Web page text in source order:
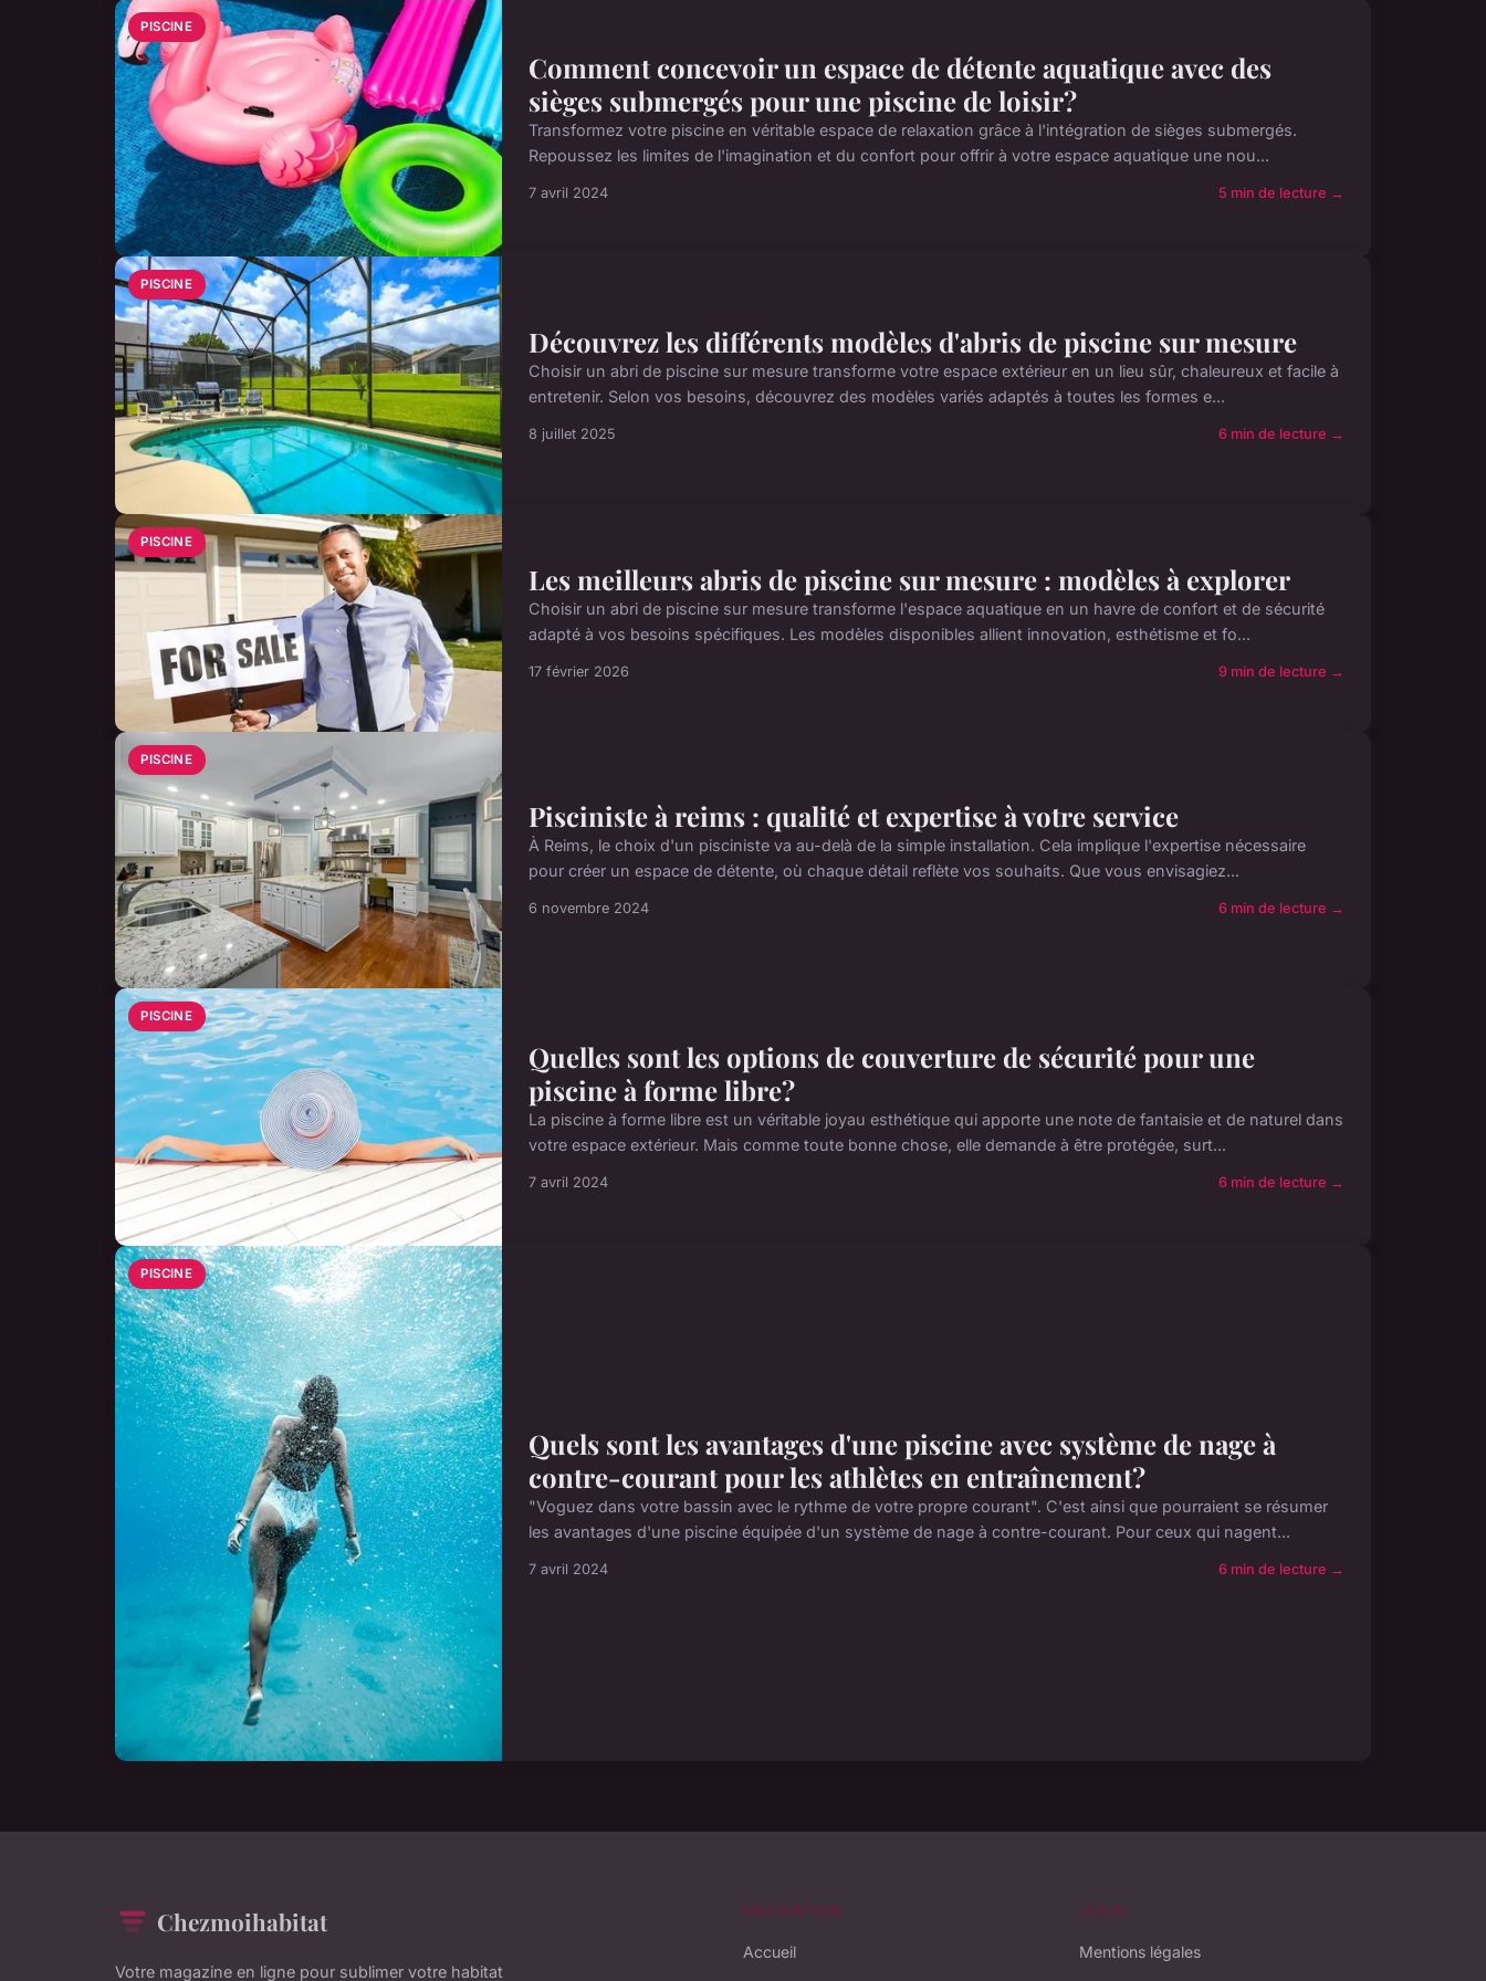
PISCINE
Comment concevoir un espace de détente aquatique avec des
sièges submergés pour une piscine de loisir?
Transformez votre piscine en véritable espace de relaxation grâce à l'intégration de sièges submergés.
Repoussez les limites de l'imagination et du confort pour offrir à votre espace aquatique une nou...
7 avril 2024 5 min de lecture →
PISCINE
Découvrez les différents modèles d'abris de piscine sur mesure
Choisir un abri de piscine sur mesure transforme votre espace extérieur en un lieu sûr, chaleureux et facile à
entretenir. Selon vos besoins, découvrez des modèles variés adaptés à toutes les formes e...
8 juillet 2025 6 min de lecture →
PISCINE
Les meilleurs abris de piscine sur mesure : modèles à explorer
Choisir un abri de piscine sur mesure transforme l'espace aquatique en un havre de confort et de sécurité
adapté à vos besoins spécifiques. Les modèles disponibles allient innovation, esthétisme et fo...
17 février 2026 9 min de lecture →
PISCINE
Pisciniste à reims : qualité et expertise à votre service
À Reims, le choix d'un pisciniste va au-delà de la simple installation. Cela implique l'expertise nécessaire
pour créer un espace de détente, où chaque détail reflète vos souhaits. Que vous envisagiez...
6 novembre 2024 6 min de lecture →
PISCINE
Quelles sont les options de couverture de sécurité pour une
piscine à forme libre?
La piscine à forme libre est un véritable joyau esthétique qui apporte une note de fantaisie et de naturel dans
votre espace extérieur. Mais comme toute bonne chose, elle demande à être protégée, surt...
7 avril 2024 6 min de lecture →
PISCINE
Quels sont les avantages d'une piscine avec système de nage à
contre-courant pour les athlètes en entraînement?
"Voguez dans votre bassin avec le rythme de votre propre courant". C'est ainsi que pourraient se résumer
les avantages d'une piscine équipée d'un système de nage à contre-courant. Pour ceux qui nagent...
7 avril 2024 6 min de lecture →
Chezmoihabitat
Votre magazine en ligne pour sublimer votre habitat
NAVIGATION
Accueil
LÉGAL
Mentions légales